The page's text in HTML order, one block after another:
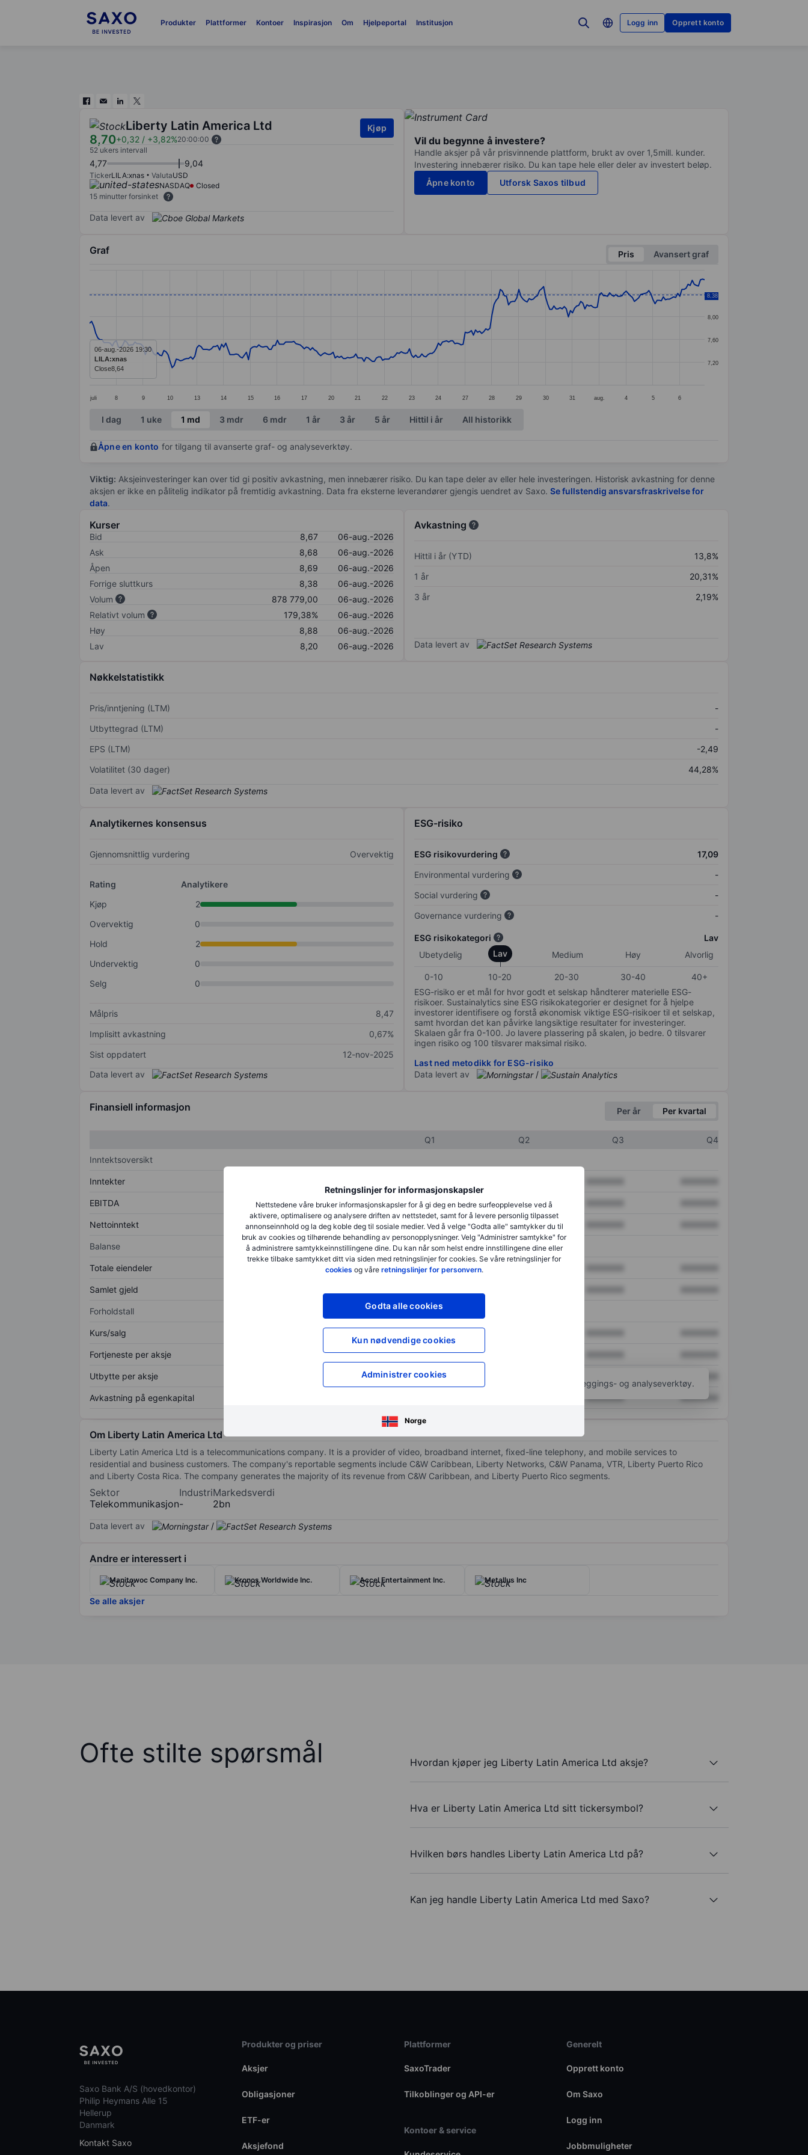
Produkter Plattformer Kontoer Inspirasjon Om Hjelpeportal Institusjon Logg inn Opprett konto
Retningslinjer for informasjonskapsler
Nettstedene våre bruker informasjonskapsler for å gi deg en bedre surfeopplevelse ved å
aktivere, optimalisere og analysere driften av nettstedet, samt for å levere personlig tilpasset
annonseinnhold og la deg koble deg til sosiale medier. Ved å velge "Godta alle" samtykker du til
bruk av cookies og tilhørende behandling av personopplysninger. Velg "Administrer samtykke" for
å administrere samtykkeinnstillingene dine. Du kan når som helst endre innstillingene dine eller
trekke tilbake samtykket ditt via siden med retningslinjer for cookies. Se våre retningslinjer for
cookies og våre retningslinjer for personvern.
Godta alle cookies
Kun nødvendige cookies
Administrer cookies
Norge
Liberty Latin America Ltd
8,70+0,32 / +3,82%20:00:00
Kjøp
52 ukers intervall
4,77 9,04
TickerLILA:xnas ValutaUSD
NASDAQ
Closed
15 minutter forsinket
Data levert av
Vil du begynne å investere?
Handle aksjer på vår prisvinnende plattform, brukt av over 1,5mill. kunder.
Investering innebærer risiko. Du kan tape hele eller deler av investert beløp.
Åpne konto
Utforsk Saxos tilbud
Graf Pris
Avansert graf
The chart has 1 Y axis displaying values. Data ranges from 7.1 to 8.65.
juli 8 9 10 13 14 15 16 17 20 21 22 23 24 27 28 29 30 31 aug. 4 5 6
7,20
7,60
8,00
8,40
8,38
06-aug.-2026 19:30
LILA:xnas
Close8,64
End of interactive chart.
I dag 1 uke 1 md 3 mdr 6 mdr 1 år 3 år 5 år Hittil i år All historikk
Åpne en konto for tilgang til avanserte graf- og analyseverktøy.
Viktig: Aksjeinvesteringer kan over tid gi positiv avkastning, men innebærer risiko. Du kan tape deler av eller hele investeringen. Historisk avkastning for denne
aksjen er ikke en pålitelig indikator på fremtidig avkastning. Data fra eksterne leverandører gjengis uendret av Saxo. Se fullstendig ansvarsfraskrivelse for
data.
Kurser
Bid 8,67
06-aug.-2026
Ask
8,68
06-aug.-2026
Åpen
8,69
06-aug.-2026
Forrige sluttkurs
8,38
06-aug.-2026
Volum
878 779,00
06-aug.-2026
Relativt volum
179,38%
06-aug.-2026
Høy
8,88
06-aug.-2026
Lav
8,20 06-aug.-2026
Avkastning
Hittil i år (YTD)
13,8%
1 år
20,31%
3 år
2,19%
Data levert av
Nøkkelstatistikk
Pris/inntjening (LTM)
-
Utbyttegrad (LTM)
-
EPS (LTM)
-2,49
Volatilitet (30 dager)
44,28%
Data levert av
Analytikernes konsensus
Gjennomsnittlig vurdering Overvektig
Rating
Analytikere
Kjøp
2
Overvektig
0
Hold
2
Undervektig
0
Selg
0
Målpris
8,47
Implisitt avkastning
0,67%
Sist oppdatert
12-nov-2025
Data levert av
ESG-risiko
ESG risikovurdering
17,09
Environmental vurdering
-
Social vurdering
-
Governance vurdering
-
ESG risikokategori
Lav
Ubetydelig
Lav Medium Høy Alvorlig
0-10 10-20 20-30 30-40
40+
ESG-risiko er et mål for hvor godt et selskap håndterer materielle ESG-
risikoer. Sustainalytics sine ESG risikokategorier er designet for å hjelpe
investorer identifisere og forstå økonomisk viktige ESG-risikoer til et selskap,
samt hvordan det kan påvirke langsiktige resultater for investeringer.
Skalaen går fra 0-100. Jo lavere plassering på skalen, jo bedre. 0 tilsvarer
ingen risiko og 100 tilsvarer maksimal risiko.
Last ned metodikk for ESG-risiko
Data levert av
/
Finansiell informasjon Per år Per kvartal
Q1 Q2 Q3
Q4
Inntektsoversikt
Inntekter
EBITDA XXXXXXX XXXXXXX
Nettoinntekt XXXXXXX XXXXXXX
Balanse
Totale eiendeler XXXXXXX
Samlet gjeld
Forholdstall
Kurs/salg
Fortjeneste per aksje XXXXXXX
Utbytte per aksje XXXXXXX
Avkastning på egenkapital XXXXXXX XXXXXXX
for å få tilgang til flere kartleggings- og analyseverktøy.
Om Liberty Latin America Ltd
Liberty Latin America Ltd is a telecommunications company. It is a provider of video, broadband internet, fixed-line telephony, and mobile services to
residential and business customers. The company's reportable segments include C&W Caribbean, Liberty Networks, C&W Panama, VTR, Liberty Puerto Rico
and Liberty Costa Rica. The company generates the majority of its revenue from C&W Caribbean, and Liberty Puerto Rico segments.
Sektor
Telekommunikasjon
Industri
-
Markedsverdi
2bn
Data levert av /
Andre er interessert i
Manitowoc Company Inc. Kronos Worldwide Inc. Accel Entertainment Inc. Metallus Inc
Se alle aksjer
Ofte stilte spørsmål Hvordan kjøper jeg Liberty Latin America Ltd aksje?
Hva er Liberty Latin America Ltd sitt tickersymbol?
Hvilken børs handles Liberty Latin America Ltd på?
Kan jeg handle Liberty Latin America Ltd med Saxo?
Saxo Bank A/S (hovedkontor)
Philip Heymans Alle 15
Hellerup
Danmark
Kontakt Saxo
Produkter og priser
Aksjer
Obligasjoner
ETF-er
Aksjefond
Plattformer
SaxoTrader
Tilkoblinger og API-er
Kontoer & service
Generelt
Opprett konto
Om Saxo
Logg inn
Jobbmuligheter